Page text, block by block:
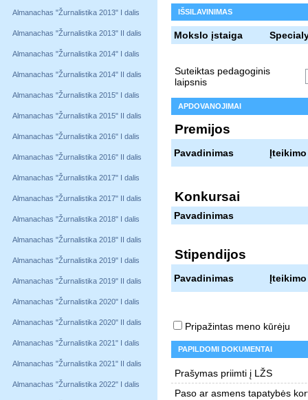
Almanachas "Žurnalistika 2013" I dalis
Almanachas "Žurnalistika 2013" II dalis
Almanachas "Žurnalistika 2014" I dalis
Almanachas "Žurnalistika 2014" II dalis
Almanachas "Žurnalistika 2015" I dalis
Almanachas "Žurnalistika 2015" II dalis
Almanachas "Žurnalistika 2016" I dalis
Almanachas "Žurnalistika 2016" II dalis
Almanachas "Žurnalistika 2017" I dalis
Almanachas "Žurnalistika 2017" II dalis
Almanachas "Žurnalistika 2018" I dalis
Almanachas "Žurnalistika 2018" II dalis
Almanachas "Žurnalistika 2019" I dalis
Almanachas "Žurnalistika 2019" II dalis
Almanachas "Žurnalistika 2020" I dalis
Almanachas "Žurnalistika 2020" II dalis
Almanachas "Žurnalistika 2021" I dalis
Almanachas "Žurnalistika 2021" II dalis
Almanachas "Žurnalistika 2022" I dalis
IŠSILAVINIMAS
Mokslo įstaiga
Suteiktas pedagoginis
laipsnis
APDOVANOJIMAI
Premijos
Pavadinimas
Konkursai
Pavadinimas
Stipendijos
Pavadinimas
Pripažintas meno kūrėju
PAPILDOMI DOKUMENTAI
Prašymas priimti į LŽS
Paso ar asmens tapatybės